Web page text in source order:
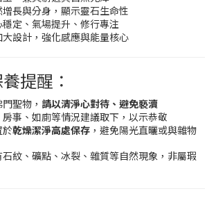
長與分身，顯示靈石生命性
定、氣場提升、修行專注
設計，強化感應與能量核心
提醒：
聖物， 請以清淨心對待、避免褻瀆
事、如廁等情況建議取下，以示恭敬
於乾燥潔淨高處保存 ，避免陽光直曬或與雜物
紋、礦點、冰裂、雜質等自然現象，非屬瑕